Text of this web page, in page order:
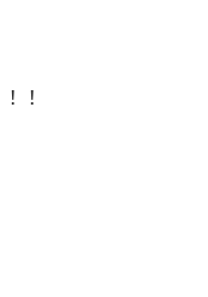
！